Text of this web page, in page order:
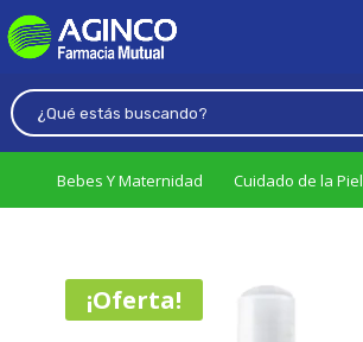
Bebes Y Maternidad Cuidado de la Piel
¡Oferta!